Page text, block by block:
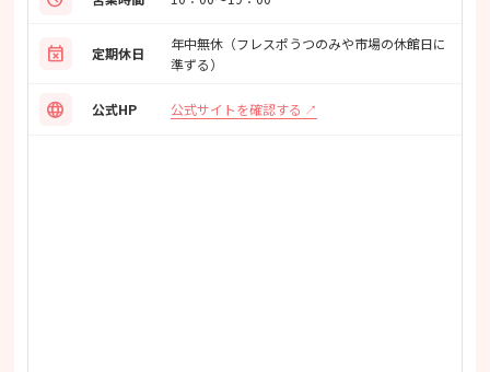
event_busy 定期休日
年中無休（フレスポうつのみや市場の休館日に
準ずる）
language 公式HP 公式サイトを確認する